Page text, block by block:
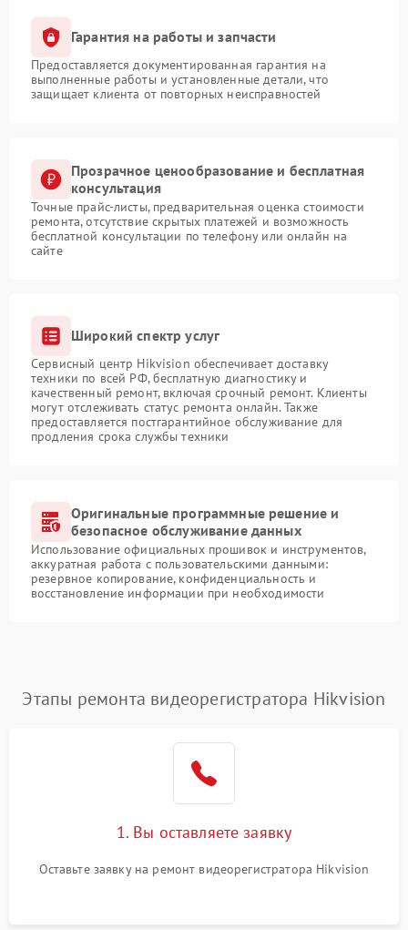
Гарантия на работы и запчасти
Предоставляется документированная гарантия на
выполненные работы и установленные детали, что
защищает клиента от повторных неисправностей
Прозрачное ценообразование и бесплатная
консультация
Точные прайс-листы, предварительная оценка стоимости
ремонта, отсутствие скрытых платежей и возможность
бесплатной консультации по телефону или онлайн на
сайте
Широкий спектр услуг
Сервисный центр Hikvision обеспечивает доставку
техники по всей РФ, бесплатную диагностику и
качественный ремонт, включая срочный ремонт. Клиенты
могут отслеживать статус ремонта онлайн. Также
предоставляется постгарантийное обслуживание для
продления срока службы техники
Оригинальные программные решение и
безопасное обслуживание данных
Использование официальных прошивок и инструментов,
аккуратная работа с пользовательскими данными:
резервное копирование, конфиденциальность и
восстановление информации при необходимости
Этапы ремонта видеорегистратора Hikvision
1. Вы оставляете заявку
Оставьте заявку на ремонт видеорегистратора Hikvision